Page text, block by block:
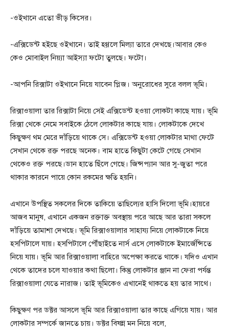
-ওইখানে এতো ভীড় কিসের।
-এক্সিডেন্ট হইছে ওইখানে। তাই হগ্গলে মিল্যা তারে দেখছে।আবার কেও
কেও মোবাইল নিয়্যা আইস্যা ফটো তুলছে। ফটো।
-আপনি রিক্সাটা ওইখানে নিয়ে যাবেন প্লিজ। অনুরোধের সুরে বলল ভূমি।
রিক্সাওয়ালা তার রিক্সাটা নিয়ে সেই এক্সিডেন্ট হওয়া লোকটা কাছে যায়। ভূমি
রিক্সা থেকে নেমে সবাইকে ঠেলে লোকটার কাছে যায়। লোকটাকে দেখে
কিছুক্ষণ থম মেরে দাঁড়িয়ে থাকে সে। এক্সিডেন্ট হওয়া লোকটার মাথা ফেটে
সেখান থেকে রক্ত পরছে অনেক। বাম হাতে কিছুটা কেটে গেছে সেখান
থেকেও রক্ত পরছে।ডান হাতে ছিঁলে গেছে। জিন্সপ্যান আর সু-জুতা পরে
থাকার কারনে পায়ে কোন রকমের ক্ষতি হয়নি।
এখানে উপস্থিত সকলের দিকে তাকিয়ে তাছিল্যের হাসি দিলো ভূমি।হায়রে
আজব মানুষ, এখানে একজন রক্তাক্ত অবস্থায় পরে আছে আর তারা সকলে
দাঁড়িয়ে তামাশা দেখছে। ভূমি রিক্সাওয়ালার সাহায্য নিয়ে লোকটাকে নিয়ে
হসপিটালে যায়। হসপিটালে পৌঁছাইতে নার্স এসে লোকটাকে ইমার্জেন্সিতে
নিয়ে যায়। ভূমি আর রিক্সাওয়ালা বাহিরে অপেক্ষা করতে থাকে। যদিও এখান
থেকে তাদের চলে যাওয়ার কথা ছিলো। কিন্তু লোকটার ঞ্জান না ফেরা পর্যন্ত
রিক্সাওয়ালা যেতে নারাজ। তাই ভূমিকেও এখানেই থাকতে হয় তার সাথে।
কিছুক্ষণ পর ডক্টর আসলে ভূমি আর রিক্সাওয়ালা তার কাছে এগিয়ে যায়। আর
লোকটার সম্পর্কে জানতে চায়। ডক্টর বিষন্ন মন নিয়ে বলে,